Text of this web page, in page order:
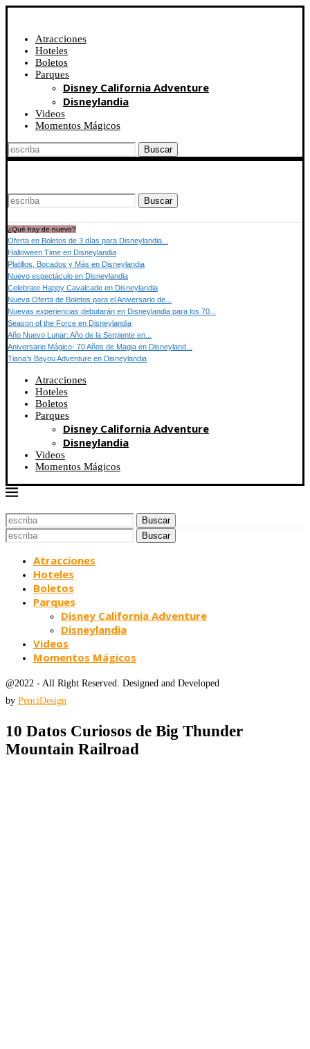
Atracciones
Hoteles
Boletos
Parques
Disney California Adventure
Disneylandia
Videos
Momentos Mágicos
Buscar
Buscar
¿Qué hay de nuevo?
Oferta en Boletos de 3 días para Disneylandia...
Halloween Time en Disneylandia
Platillos, Bocados y Más en Disneylandia
Nuevo espectáculo en Disneylandia
Celebrate Happy Cavalcade en Disneylandia
Nueva Oferta de Boletos para el Aniversario de...
Nuevas experiencias debutarán en Disneylandia para los 70...
Season of the Force en Disneylandia
Año Nuevo Lunar: Año de la Serpiente en...
Aniversario Mágico- 70 Años de Magia en Disneyland...
Tiana’s Bayou Adventure en Disneylandia
Atracciones
Hoteles
Boletos
Parques
Disney California Adventure
Disneylandia
Videos
Momentos Mágicos
Buscar
Buscar
Atracciones
Hoteles
Boletos
Parques
Disney California Adventure
Disneylandia
Videos
Momentos Mágicos
@2022 - All Right Reserved. Designed and Developed
by PenciDesign
10 Datos Curiosos de Big Thunder
Mountain Railroad